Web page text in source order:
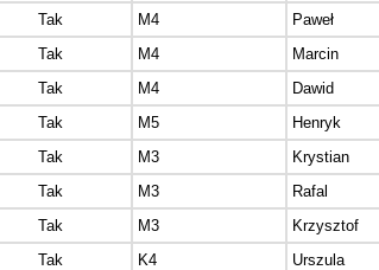
Tak
M4 Paweł
Tak
M4 Marcin
Tak
M4 Dawid
Tak
M5 Henryk
Tak
M3 Krystian
Tak
M3 Rafal
Tak
M3 Krzysztof
Tak
K4 Urszula